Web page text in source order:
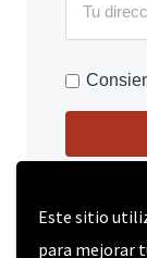
Este sitio
para mejorar